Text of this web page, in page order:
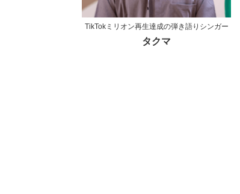
TikTokミリオン再生達成の弾き語りシンガー
タクマ